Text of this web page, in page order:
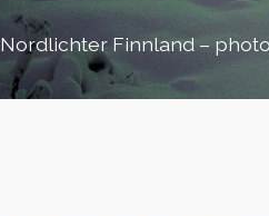
Nordlichter Finnland –